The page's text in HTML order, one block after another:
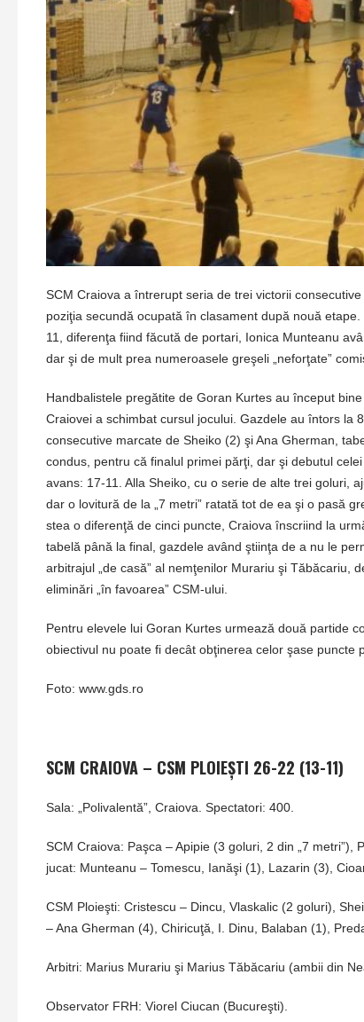
SCM Craiova a întrerupt seria de trei victorii
poziţia secundă ocupată în clasament după nouă
11, diferenţa fiind făcută de portari, Ionica Munteanu
dar şi de mult prea numeroasele greşeli „neforţate”
Handbalistele pregătite de Goran Kurtes au început
Craiovei a schimbat cursul jocului. Gazdele au întors la
consecutive marcate de Sheiko (2) şi Ana Gherman,
condus, pentru că finalul primei părţi, dar şi debutul
avans: 17-11. Alla Sheiko, cu o serie de alte trei goluri,
dar o lovitură de la „7 metri” ratată tot de ea şi o pasă
stea o diferenţă de cinci puncte, Craiova înscriind la
tabelă până la final, gazdele având ştiinţa de a nu le
arbitrajul „de casă” al nemţenilor Murariu şi Tăbăcariu,
eliminări „în favoarea” CSM-ului.
Pentru elevele lui Goran Kurtes urmează două partide
obiectivul nu poate fi decât obţinerea celor şase puncte
Foto: www.gds.ro
SCM CRAIOVA – CSM PLOIEŞTI 26-22 (13-11)
Sala: „Polivalentă”, Craiova. Spectatori: 400.
SCM Craiova: Paşca – Apipie (3 goluri, 2 din „7
jucat: Munteanu – Tomescu, Ianăşi (1), Lazarin (3),
CSM Ploieşti: Cristescu – Dincu, Vlaskalic (2 goluri),
– Ana Gherman (4), Chiricuţă, I. Dinu, Balaban (1),
Arbitri: Marius Murariu şi Marius Tăbăcariu (ambii din
Observator FRH: Viorel Ciucan (Bucureşti).